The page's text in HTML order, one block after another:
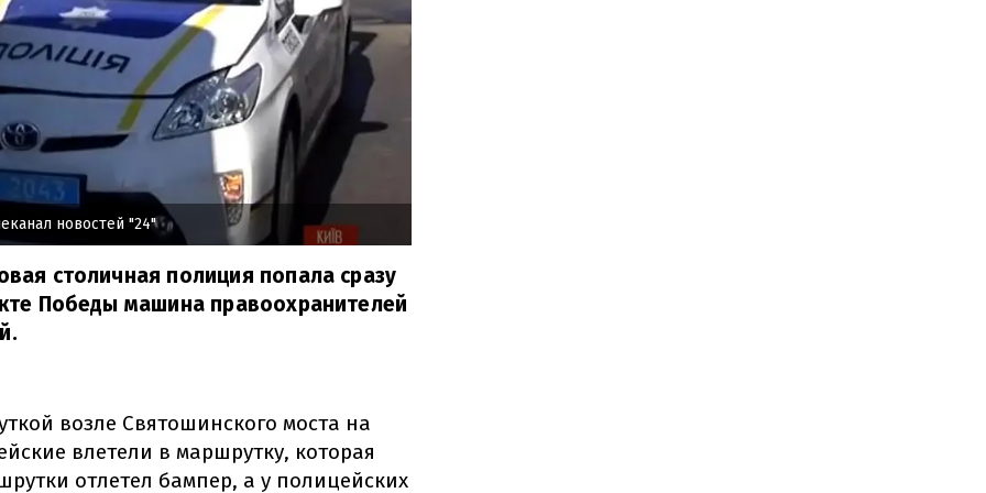
новостей "24"
столичная полиция попала сразу
Победы машина правоохранителей
возле Святошинского моста на
влетели в маршрутку, которая
отлетел бампер, а у полицейских